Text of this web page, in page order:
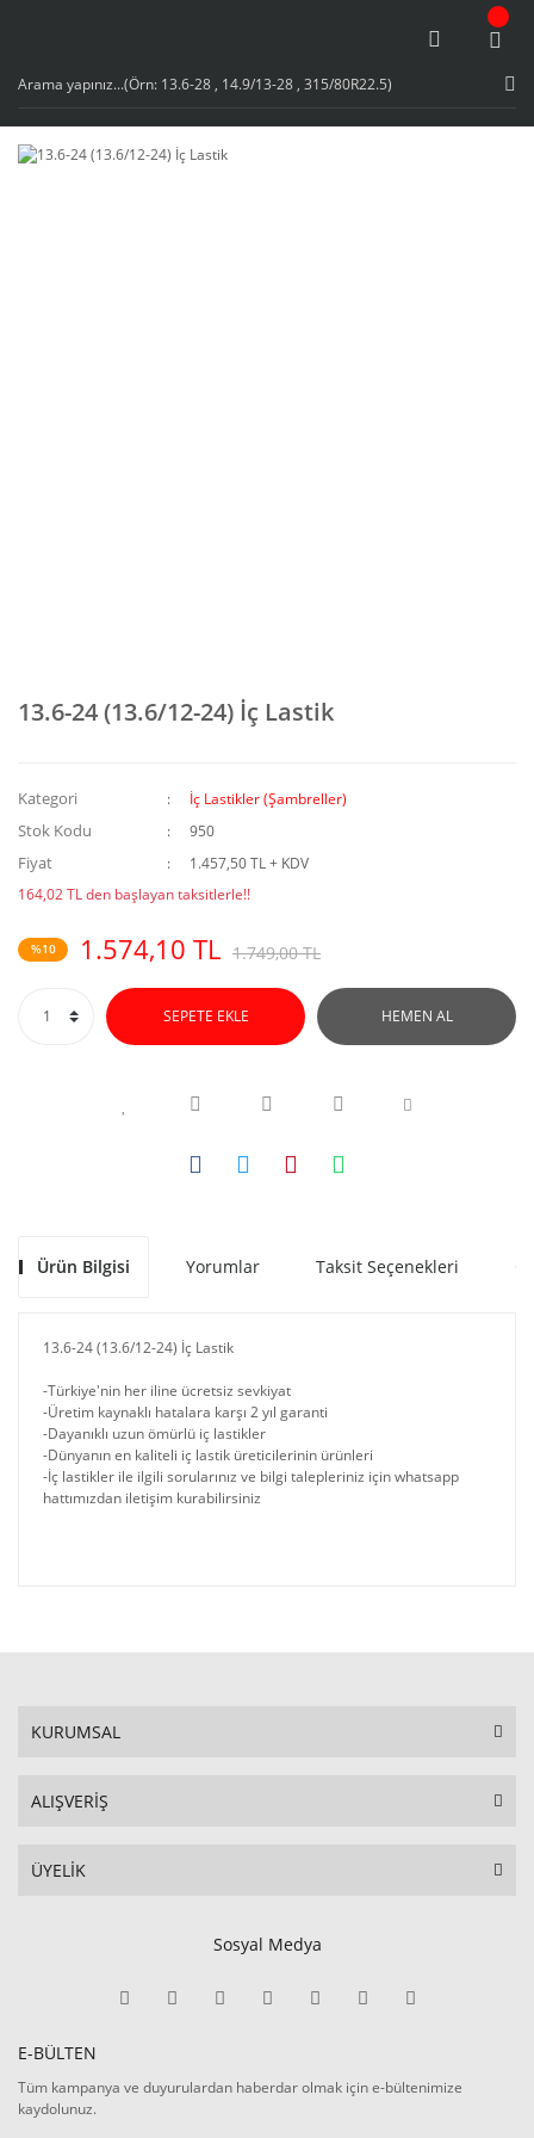
13.6-24 (13.6/12-24) İç Lastik
Kategori İç Lastikler (Şambreller)
Stok Kodu 950
Fiyat
1.457,50 TL + KDV
164,02 TL den başlayan taksitlerle!!
%10 1.574,10 TL 1.749,00 TL
SEPETE EKLE HEMEN AL
Ürün Bilgisi Yorumlar Taksit Seçenekleri
13.6-24 (13.6/12-24) İç Lastik
-Türkiye'nin her iline ücretsiz sevkiyat
-Üretim kaynaklı hatalara karşı 2 yıl garanti
-Dayanıklı uzun ömürlü iç lastikler
-Dünyanın en kaliteli iç lastik üreticilerinin ürünleri
-İç lastikler ile ilgili sorularınız ve bilgi talepleriniz için whatsapp
hattımızdan iletişim kurabilirsiniz
KURUMSAL
ALIŞVERİŞ
ÜYELİK
Sosyal Medya
E-BÜLTEN
Tüm kampanya ve duyurulardan haberdar olmak için e-bültenimize
kaydolunuz.